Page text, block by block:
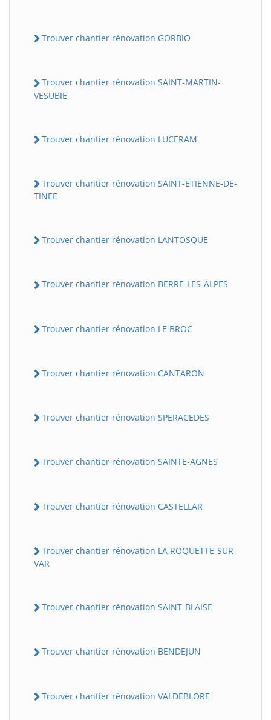
Trouver chantier rénovation GORBIO
Trouver chantier rénovation SAINT-MARTIN-
VESUBIE
Trouver chantier rénovation LUCERAM
Trouver chantier rénovation SAINT-ETIENNE-DE-
TINEE
Trouver chantier rénovation LANTOSQUE
Trouver chantier rénovation BERRE-LES-ALPES
Trouver chantier rénovation LE BROC
Trouver chantier rénovation CANTARON
Trouver chantier rénovation SPERACEDES
Trouver chantier rénovation SAINTE-AGNES
Trouver chantier rénovation CASTELLAR
Trouver chantier rénovation LA ROQUETTE-SUR-
VAR
Trouver chantier rénovation SAINT-BLAISE
Trouver chantier rénovation BENDEJUN
Trouver chantier rénovation VALDEBLORE